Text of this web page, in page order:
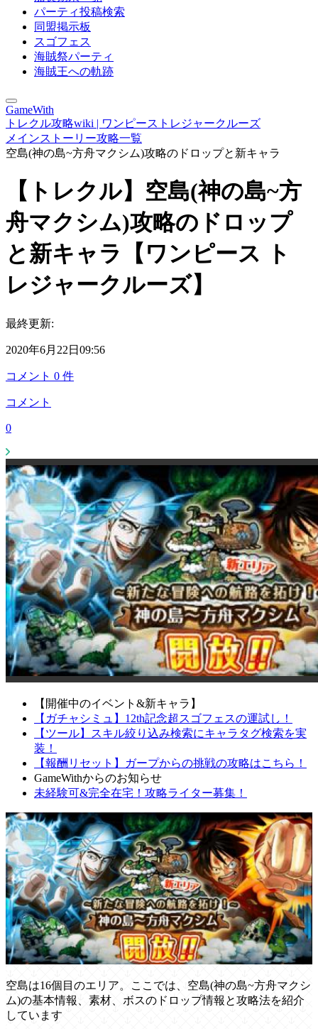
パーティ投稿検索
同盟掲示板
スゴフェス
海賊祭パーティ
海賊王への軌跡
GameWith
トレクル攻略wiki | ワンピーストレジャークルーズ
メインストーリー攻略一覧
空島(神の島~方舟マクシム)攻略のドロップと新キャラ
【トレクル】空島(神の島~方
舟マクシム)攻略のドロップ
と新キャラ【ワンピース ト
レジャークルーズ】
最終更新:
2020年6月22日09:56
コメント 0 件
コメント
0
【開催中のイベント&新キャラ】
【ガチャシミュ】12th記念超スゴフェスの運試し！
【ツール】スキル絞り込み検索にキャラタグ検索を実
装！
【報酬リセット】ガープからの挑戦の攻略はこちら！
GameWithからのお知らせ
未経験可&完全在宅！攻略ライター募集！
空島は16個目のエリア。ここでは、空島(神の島~方舟マクシ
ム)の基本情報、素材、ボスのドロップ情報と攻略法を紹介
しています